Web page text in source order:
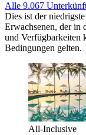
Alle 9.067
Dies ist der
Erwachsenen, der in
und Verfügbarkeiten
Bedingungen gelten.
All-Inclusive